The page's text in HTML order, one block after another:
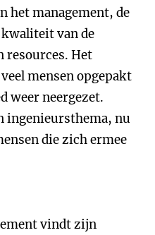
het management, de
van de
resources. Het
mensen opgepakt
weer neergezet.
ingenieursthema, nu
die zich ermee
vindt zijn